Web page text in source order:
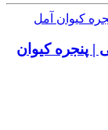
| پنجره کیوان